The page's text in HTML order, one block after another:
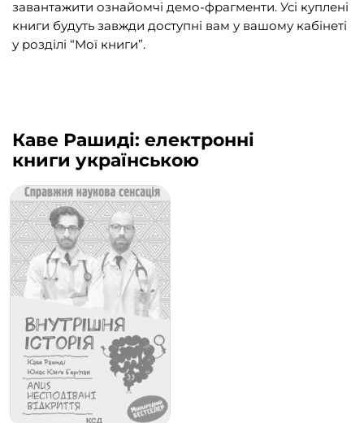
Подарункові сертифікати (1)
завантажити ознайомчі демо-фрагменти. Усі куплені
книги будуть завжди доступні вам у вашому кабінеті
у розділі “Мої книги”.
Каве Рашиді: електронні
книги українською